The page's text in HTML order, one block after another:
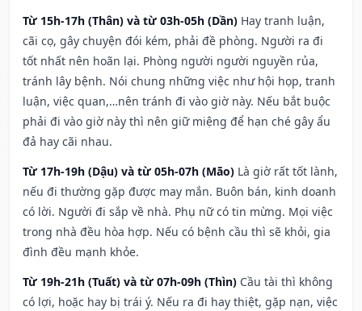
Từ 15h-17h (Thân) và từ 03h-05h (Dần) Hay tranh luận,
cãi cọ, gây chuyện đói kém, phải đề phòng. Người ra đi
tốt nhất nên hoãn lại. Phòng người người nguyền rủa,
tránh lây bệnh. Nói chung những việc như hội họp, tranh
luận, việc quan,…nên tránh đi vào giờ này. Nếu bắt buộc
phải đi vào giờ này thì nên giữ miệng để hạn ché gây ẩu
đả hay cãi nhau.
Từ 17h-19h (Dậu) và từ 05h-07h (Mão) Là giờ rất tốt lành,
nếu đi thường gặp được may mắn. Buôn bán, kinh doanh
có lời. Người đi sắp về nhà. Phụ nữ có tin mừng. Mọi việc
trong nhà đều hòa hợp. Nếu có bệnh cầu thì sẽ khỏi, gia
đình đều mạnh khỏe.
Từ 19h-21h (Tuất) và từ 07h-09h (Thìn) Cầu tài thì không
có lợi, hoặc hay bị trái ý. Nếu ra đi hay thiệt, gặp nạn, việc